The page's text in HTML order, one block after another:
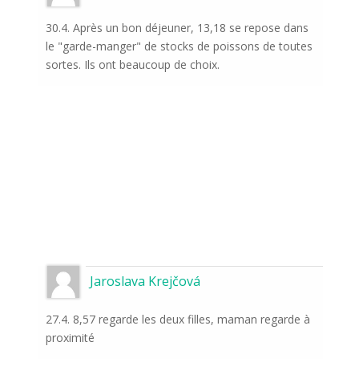
30.4. Après un bon déjeuner, 13,18 se repose dans
le "garde-manger" de stocks de poissons de toutes
sortes. Ils ont beaucoup de choix.
Jaroslava Krejčová
27.4. 8,57 regarde les deux filles, maman regarde à
proximité